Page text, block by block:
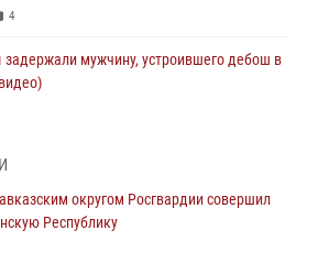
4
задержали мужчину, устроившего дебош в
спецназа Росгвардии
округом Росгвардии совершил
Республику